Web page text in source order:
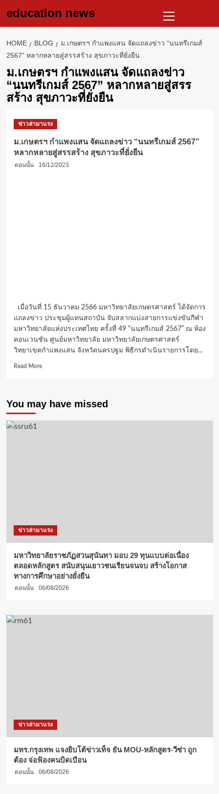
education news
Menu
HOME BLOG
ม.เกษตรฯ กำแพงแสน จัดแถลงข่าว “นนทรีเกมส์
2567” หลากหลายสู่สรรสร้าง สุขภาวะที่ยั่งยืน
ม.เกษตรฯ กำแพงแสน จัดแถลงข่าว
“นนทรีเกมส์ 2567” หลากหลายสู่สรร
สร้าง สุขภาวะที่ยั่งยืน
ข่าวล่ามาแรง
ม.เกษตรฯ กำแพงแสน จัดแถลงข่าว “นนทรีเกมส์ 2567”
หลากหลายสู่สรรสร้าง สุขภาวะที่ยั่งยืน
ตอนนั้น 16/12/2023
เมื่อวันที่ 15 ธันวาคม 2566 มหาวิทยาลัยเกษตรศาสตร์ ได้จัดการ
แถลงข่าว ประชุมผู้แทนสถาบัน จับสลากแบ่งสายการแข่งขันกีฬา
มหาวิทยาลัยแห่งประเทศไทย ครั้งที่ 49 “นนทรีเกมส์ 2567” ณ ห้อง
คอนเวนชัน ศูนย์มหาวิทยาลัย มหาวิทยาลัยเกษตรศาสตร์
วิทยาเขตกำแพงแสน จังหวัดนครปฐม พิธีกรดำเนินรายการโดย...
Read MoreRead
กำแพงแสน
จัด
แถลง
ที่
You may have missed
ข่าวล่ามาแรง
มหาวิทยาลัยราชภัฏสวนสุนันทา มอบ 29 ทุนแบบต่อเนื่อง
ตลอดหลักสูตร สนับสนุนเยาวชนเรียนจนจบ สร้างโอกาส
ทางการศึกษาอย่างยั่งยืน
ตอนนั้น 06/08/2026
ข่าวล่ามาแรง
มทร.กรุงเทพ แจงยิบโต้ข่าวเท็จ ยัน MOU-หลักสูตร-วีซ่า ถูก
ต้อง จ่อฟ้องคนบิดเบือน
ตอนนั้น 06/08/2026